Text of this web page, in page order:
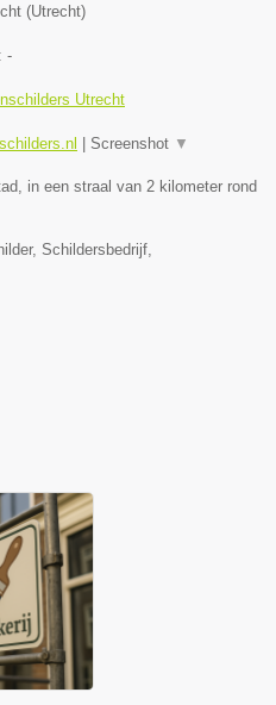
(Utrecht)
-
Utrecht
Screenshot ▼
in een straal van 2 kilometer rond
Schildersbedrijf,